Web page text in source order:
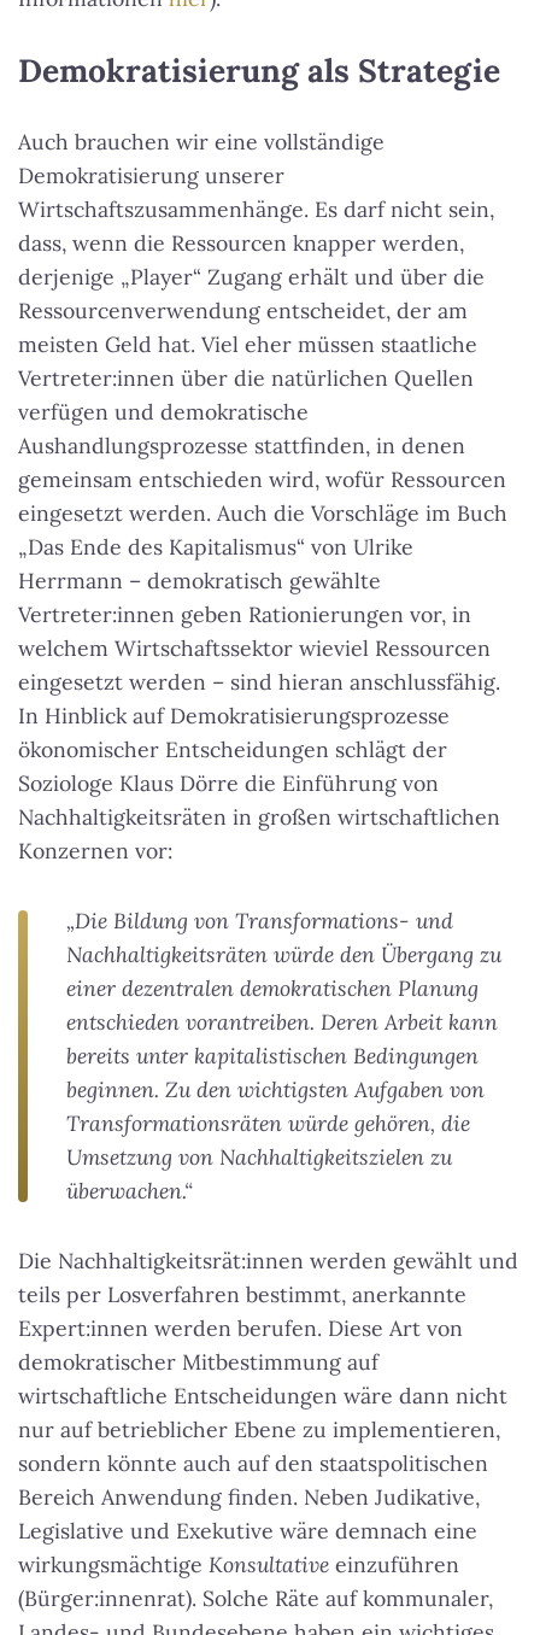
Demokratisierung als Strategie
Auch brauchen wir eine vollständige
Demokratisierung unserer
Wirtschaftszusammenhänge. Es darf nicht sein,
dass, wenn die Ressourcen knapper werden,
derjenige „Player“ Zugang erhält und über die
Ressourcenverwendung entscheidet, der am
meisten Geld hat. Viel eher müssen staatliche
Vertreter:innen über die natürlichen Quellen
verfügen und demokratische
Aushandlungsprozesse stattfinden, in denen
gemeinsam entschieden wird, wofür Ressourcen
eingesetzt werden. Auch die Vorschläge im Buch
„Das Ende des Kapitalismus“ von Ulrike
Herrmann – demokratisch gewählte
Vertreter:innen geben Rationierungen vor, in
welchem Wirtschaftssektor wieviel Ressourcen
eingesetzt werden – sind hieran anschlussfähig.
In Hinblick auf Demokratisierungsprozesse
ökonomischer Entscheidungen schlägt der
Soziologe Klaus Dörre die Einführung von
Nachhaltigkeitsräten in großen wirtschaftlichen
Konzernen vor:
„Die Bildung von Transformations- und
Nachhaltigkeitsräten würde den Übergang zu
einer dezentralen demokratischen Planung
entschieden vorantreiben. Deren Arbeit kann
bereits unter kapitalistischen Bedingungen
beginnen. Zu den wichtigsten Aufgaben von
Transformationsräten würde gehören, die
Umsetzung von Nachhaltigkeitszielen zu
überwachen.“
Die Nachhaltigkeitsrät:innen werden gewählt und
teils per Losverfahren bestimmt, anerkannte
Expert:innen werden berufen. Diese Art von
demokratischer Mitbestimmung auf
wirtschaftliche Entscheidungen wäre dann nicht
nur auf betrieblicher Ebene zu implementieren,
sondern könnte auch auf den staatspolitischen
Bereich Anwendung finden. Neben Judikative,
Legislative und Exekutive wäre demnach eine
wirkungsmächtige Konsultative einzuführen
(Bürger:innenrat). Solche Räte auf kommunaler,